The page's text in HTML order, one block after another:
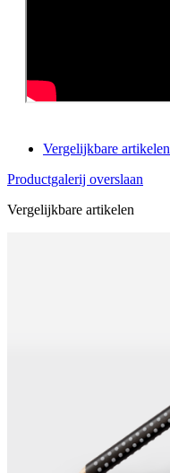
Vergelijkbare artikelen
Productgalerij overslaan
Vergelijkbare artikelen